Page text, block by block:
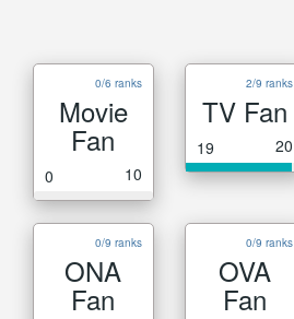
0/6 ranks
Movie
Fan
0 10
2/9 ranks
TV Fan
19 20
0/9 ranks
ONA
Fan
0/9 ranks
OVA
Fan